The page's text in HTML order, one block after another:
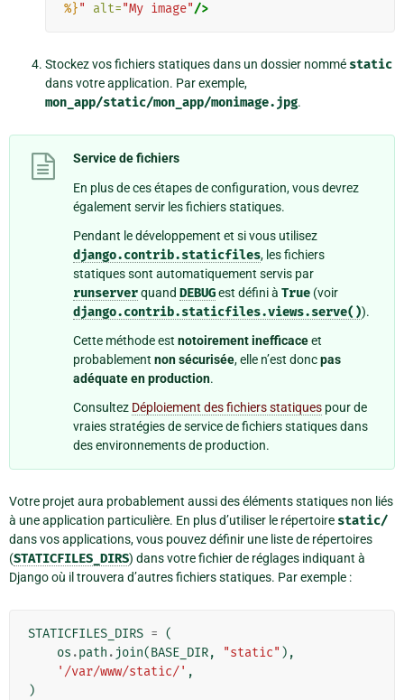
%}" alt="My image"/>
Stockez vos fichiers statiques dans un dossier nommé static
dans votre application. Par exemple,
mon_app/static/mon_app/monimage.jpg.
Service de fichiers
En plus de ces étapes de configuration, vous devrez
également servir les fichiers statiques.
Pendant le développement et si vous utilisez
django.contrib.staticfiles, les fichiers
statiques sont automatiquement servis par
runserverquand DEBUGest défini à True (voir
django.contrib.staticfiles.views.serve()).
Cette méthode est notoirement inefficaceet
probablement non sécurisée, elle n’est doncpas
adéquate en production.
Consultez Déploiement des fichiers statiques pour de
vraies stratégies de service de fichiers statiques dans
des environnements de production.
Votre projet aura probablement aussi des éléments statiques non liés
à une application particulière. En plus d’utiliser le répertoire static/
dans vos applications, vous pouvez définir une liste de répertoires
(STATICFILES_DIRS) dans votre fichier de réglages indiquant à
Django où il trouvera d’autres fichiers statiques. Par exemple :
STATICFILES_DIRS = (
os .path . join(BASE_DIR, "static" ),
'/var/www/static/' ,
)